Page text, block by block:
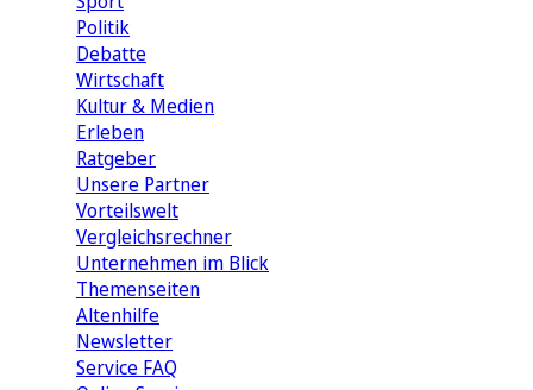
Politik
Debatte
Wirtschaft
Kultur & Medien
Erleben
Ratgeber
Unsere Partner
Vorteilswelt
Vergleichsrechner
Unternehmen im Blick
Themenseiten
Altenhilfe
Newsletter
Service FAQ